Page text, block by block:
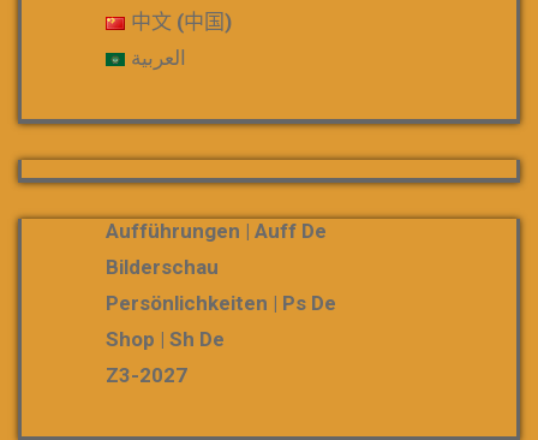
中文 (中国)
العربية
Aufführungen | Auff De
Bilderschau
Persönlichkeiten | Ps De
Shop | Sh De
Z3-2027